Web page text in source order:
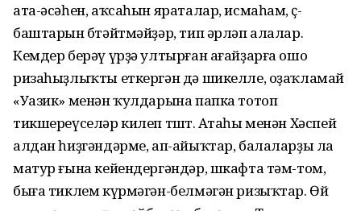
ата-әсәһен, аҡсаһын яраталар, исмаһам, өҫ-
баштарын бөтәйтмәйҙәр, тип әрләп алалар.
Кемдер берәү үрҙә ултырған ағайҙарға ошо
ризаһыҙлыҡты еткергән дә шикелле, оҙаҡламай
«Уазик» менән ҡулдарына папка тотоп
тикшереүселәр килеп төштө. Атаһы менән Хәспей
алдан һиҙгәндәрме, ап-айыҡтар, балаларҙы ла
матур ғына кейендергәндәр, шкафта тәм-том,
быға тиклем күрмәгән-белмәгән ризыҡтар. Өй